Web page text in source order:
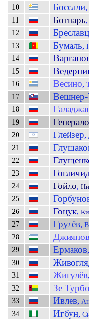
10
Боселли,
11
Ботнарь,
12
13
Бумаль,
14
15
16
Весино,
17
18
19
20
Глейзер,
21
22
23
24
Гойло,
25
26
Гоцук,
27
Грулёв,
28
Джиянов
29
Ермаков,
30
31
Жигулёв,
32
Зе Турбо
33
Ивлев,
34
Игбун,